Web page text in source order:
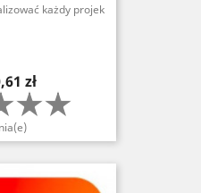
każdy projek
zł